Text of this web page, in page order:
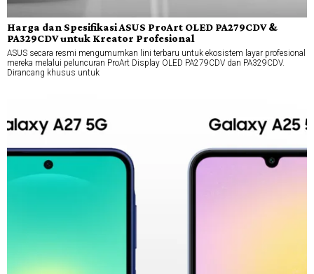
Harga dan Spesifikasi ASUS ProArt OLED PA279CDV &
PA329CDV untuk Kreator Profesional
ASUS secara resmi mengumumkan lini terbaru untuk ekosistem layar profesional
mereka melalui peluncuran ProArt Display OLED PA279CDV dan PA329CDV.
Dirancang khusus untuk